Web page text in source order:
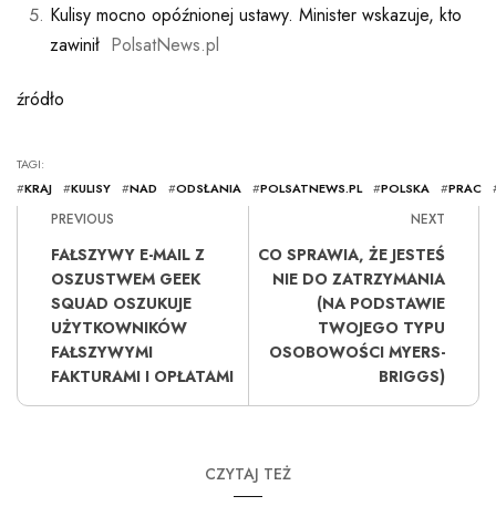
Kulisy mocno opóźnionej ustawy. Minister wskazuje, kto
zawinił PolsatNews.pl
źródło
TAGI:
#KRAJ #KULISY #NAD #ODSŁANIA #POLSATNEWS.PL #POLSKA #PRAC
PREVIOUS
FAŁSZYWY E-MAIL Z
OSZUSTWEM GEEK
SQUAD OSZUKUJE
UŻYTKOWNIKÓW
FAŁSZYWYMI
FAKTURAMI I OPŁATAMI
NEXT
CO SPRAWIA, ŻE ​​JESTEŚ
NIE DO ZATRZYMANIA
(NA PODSTAWIE
TWOJEGO TYPU
OSOBOWOŚCI MYERS-
BRIGGS)
CZYTAJ TEŻ